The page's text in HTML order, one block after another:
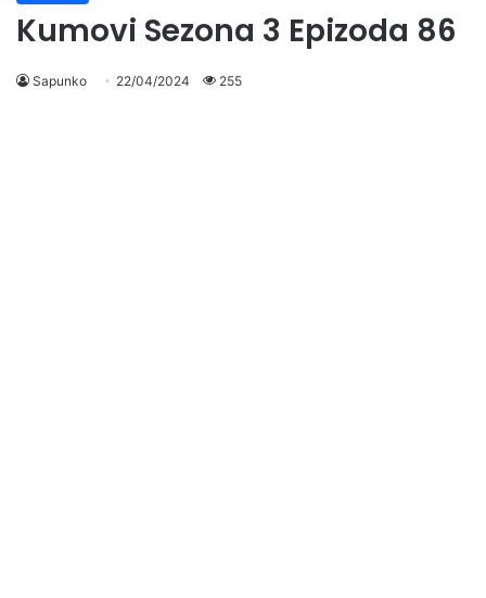
Kumovi Sezona 3 Epizoda 86
Sapunko 22/04/2024 255